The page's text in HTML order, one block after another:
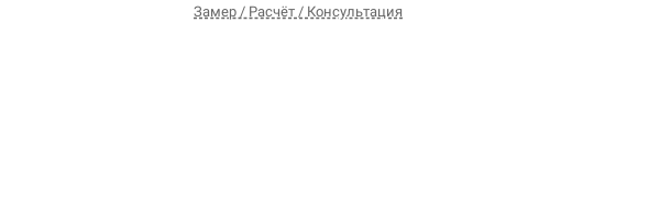
Замер / Расчёт / Консультация